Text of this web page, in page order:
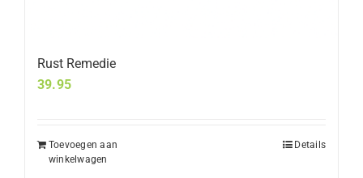
Rust Remedie
39.95
Toevoegen aan
winkelwagen
Details